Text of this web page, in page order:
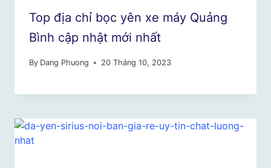
Top địa chỉ bọc yên xe máy Quảng
Bình cập nhật mới nhất
By Dang Phuong 20 Tháng 10, 2023